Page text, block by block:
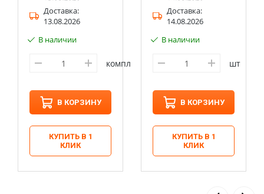
Доставка:
13.08.2026
В наличии
компл
В КОРЗИНУ
КУПИТЬ В 1
КЛИК
Доставка:
14.08.2026
В наличии
шт
В КОРЗИНУ
КУПИТЬ В 1
КЛИК